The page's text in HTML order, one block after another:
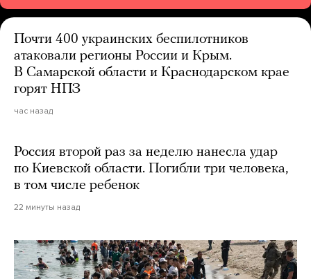
Почти 400 украинских беспилотников
атаковали регионы России и Крым.
В Самарской области и Краснодарском крае
горят НПЗ
час назад
Россия второй раз за неделю нанесла удар
по Киевской области. Погибли три человека,
в том числе ребенок
22 минуты назад